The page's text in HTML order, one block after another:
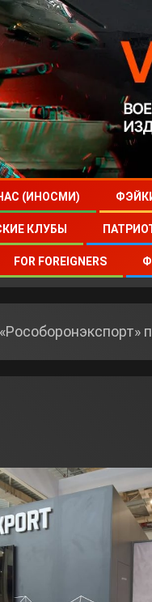
(ИНОСМИ)
КЛУБЫ
FOR FOREIGNERS
«Рособоронэкспорт»